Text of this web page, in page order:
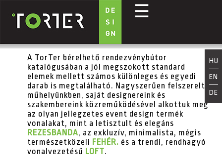
Ugrás a tartalomra
☰
HU
EN
DE
A TorTer bérelhető rendezvénybútor
katalógusában a jól megszokott standard
elemek mellett számos különleges és egyedi
darab is megtalálható. Nagyszerűen felszerelt
műhelyünkben, saját designereink és
szakembereink közreműködésével alkottuk meg
az olyan jellegzetes event design termék
vonalakat, mint a letisztult és elegáns
REZESBANDA, az exkluzív, minimalista, mégis
természetközeli FEHÉR. és a trendi, rendhagyó
vonalvezetésű LOFT.